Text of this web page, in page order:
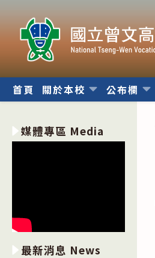
內
首頁 關於本校 公布欄
媒體專區 Media
最新消息 News